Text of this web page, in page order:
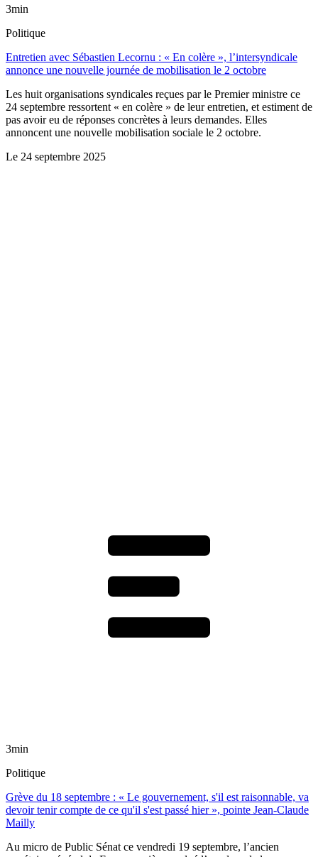
3min
Politique
Entretien avec Sébastien Lecornu : « En colère », l’intersyndicale
annonce une nouvelle journée de mobilisation le 2 octobre
Les huit organisations syndicales reçues par le Premier ministre ce
24 septembre ressortent « en colère » de leur entretien, et estiment de
pas avoir eu de réponses concrètes à leurs demandes. Elles
annoncent une nouvelle mobilisation sociale le 2 octobre.
Le 24 septembre 2025
3min
Politique
Grève du 18 septembre : « Le gouvernement, s'il est raisonnable, va
devoir tenir compte de ce qu'il s'est passé hier », pointe Jean-Claude
Mailly
Au micro de Public Sénat ce vendredi 19 septembre, l’ancien